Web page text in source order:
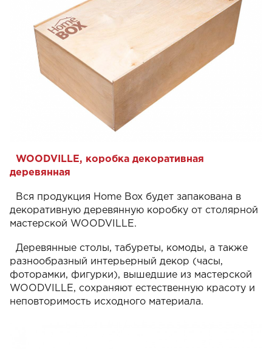
WOODVILLE, коробка декоративная
деревянная
Вся продукция Home Box будет запакована в
декоративную деревянную коробку от столярной
мастерской WOODVILLE.
Деревянные столы, табуреты, комоды, а также
разнообразный интерьерный декор (часы,
фоторамки, фигурки), вышедшие из мастерской
WOODVILLE, сохраняют естественную красоту и
неповторимость исходного материала.